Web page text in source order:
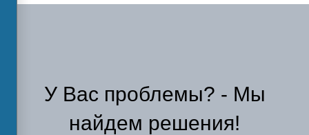
У Вас проблемы? - Мы
найдем решения!